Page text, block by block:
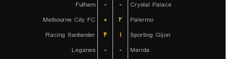
Fulham
- -
Crystal Palace
Melbourne City FC
۰ ۲
Palermo
Racing Santander
۴ ۱
Sporting Gijon
Leganes
- -
Merida